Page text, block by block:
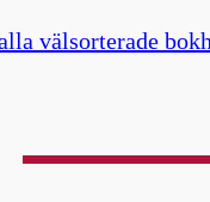
välsorterade